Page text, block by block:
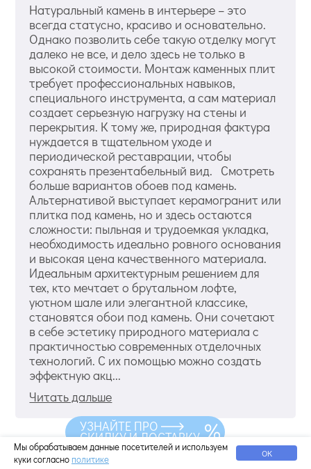
Натуральный камень в интерьере – это
всегда статусно, красиво и основательно.
Однако позволить себе такую отделку могут
далеко не все, и дело здесь не только в
высокой стоимости. Монтаж каменных плит
требует профессиональных навыков,
специального инструмента, а сам материал
создает серьезную нагрузку на стены и
перекрытия. К тому же, природная фактура
нуждается в тщательном уходе и
периодической реставрации, чтобы
сохранять презентабельный вид. Смотреть
больше вариантов обоев под камень.
Альтернативой выступает керамогранит или
плитка под камень, но и здесь остаются
сложности: пыльная и трудоемкая укладка,
необходимость идеально ровного основания
и высокая цена качественного материала.
Идеальным архитектурным решением для
тех, кто мечтает о брутальном лофте,
уютном шале или элегантной классике,
становятся обои под камень. Они сочетают
в себе эстетику природного материала с
практичностью современных отделочных
технологий. С их помощью можно создать
эффектную акц...
Читать дальше
Мы обрабатываем данные посетителей и используем
куки согласно политике ОК
УЗНАЙТЕ ПРО
СКИДКУ И ДОСТАВКУ